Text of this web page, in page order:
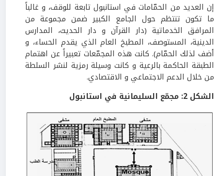
إن العديد من الحمّامات في استانبول تابعة للوقف، و غالباً
ما تكون تنتظم حول الجامع الكبير ضمن مجموعة من
المرافق الخدماتية (دار القرآن و دار الحديث، المدارس
الدينية، المستوصف، المطبخ العام الذي يقدم الحساء، و
أضف لذلك الحمّام). كانت هذه المجمّعات تعبيراً عن اهتمام
الطبقة الحاكمة بالرعية و كانت وسيلة رمزية لنشر السلطة
من خلال الدعم الاجتماعي و الاقتصادي.
الشكل 2
: مجمّع السليمانية في استانبول